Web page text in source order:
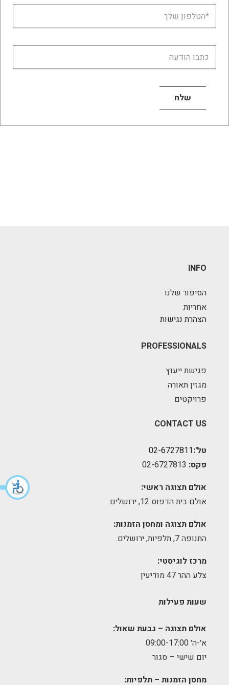
INFO
הסיפור שלנו
אחריות
הצהרת נגישות
PROFESSIONALS
פגישת ייעוץ
מגזין תאורה
פרויקטים
CONTACT US
טל':02-6727811
פקס:
אולם תצוגה ראשי:
אולם בית הדפוס 12, ירושלים.
אולם תצוגה ומחסן הזמנות:
התנופה 7, תלפיות, ירושלים.
מרכז לוגיסטי:
צלע ההר 47 מודיעין
שעות פעילות
אולם תצוגה – גבעת שאול:
א׳-ה׳ 09:00-17:00
יום שישי – סגור
מחסן הזמנות – תלפיות: